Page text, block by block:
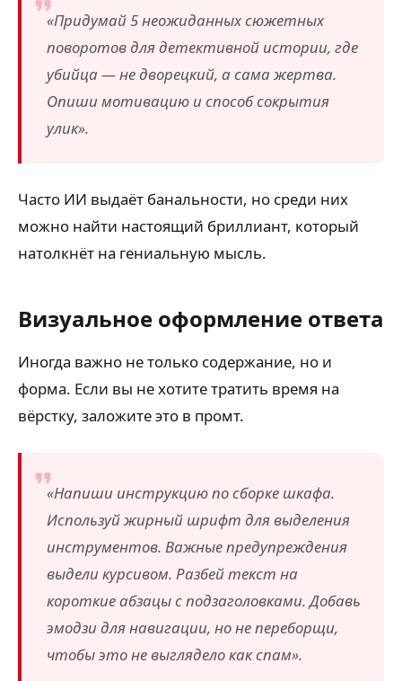
«Придумай 5 неожиданных сюжетных
поворотов для детективной истории, где
убийца — не дворецкий, а сама жертва.
Опиши мотивацию и способ сокрытия
улик».
Часто ИИ выдаёт банальности, но среди них
можно найти настоящий бриллиант, который
натолкнёт на гениальную мысль.
Визуальное оформление ответа
Иногда важно не только содержание, но и
форма. Если вы не хотите тратить время на
вёрстку, заложите это в промт.
«Напиши инструкцию по сборке шкафа.
Используй жирный шрифт для выделения
инструментов. Важные предупреждения
выдели курсивом. Разбей текст на
короткие абзацы с подзаголовками. Добавь
эмодзи для навигации, но не переборщи,
чтобы это не выглядело как спам».